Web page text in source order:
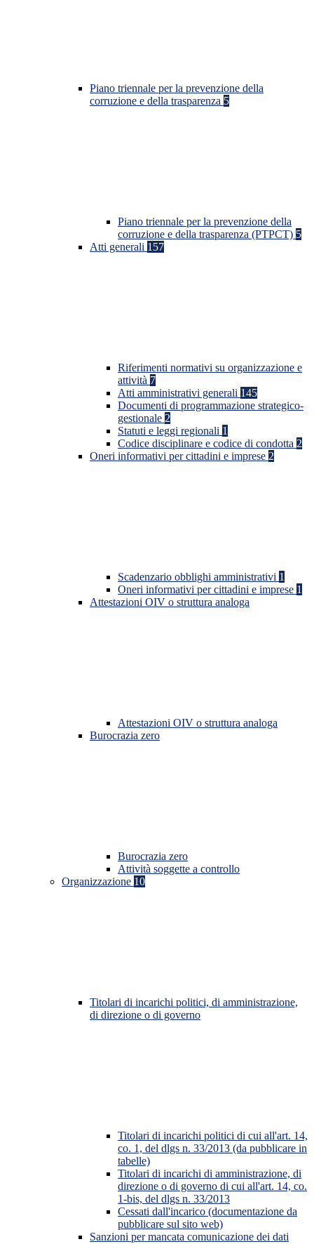
Piano triennale per la prevenzione della
corruzione e della trasparenza 5
Piano triennale per la prevenzione della
corruzione e della trasparenza (PTPCT) 5
Atti generali 157
Riferimenti normativi su organizzazione e
attività 7
Atti amministrativi generali 145
Documenti di programmazione strategico-
gestionale 2
Statuti e leggi regionali 1
Codice disciplinare e codice di condotta 2
Oneri informativi per cittadini e imprese 2
Scadenzario obblighi amministrativi 1
Oneri informativi per cittadini e imprese 1
Attestazioni OIV o struttura analoga
Attestazioni OIV o struttura analoga
Burocrazia zero
Burocrazia zero
Attività soggette a controllo
Organizzazione 10
Titolari di incarichi politici, di amministrazione,
di direzione o di governo
Titolari di incarichi politici di cui all'art. 14,
co. 1, del dlgs n. 33/2013 (da pubblicare in
tabelle)
Titolari di incarichi di amministrazione, di
direzione o di governo di cui all'art. 14, co.
1-bis, del dlgs n. 33/2013
Cessati dall'incarico (documentazione da
pubblicare sul sito web)
Sanzioni per mancata comunicazione dei dati